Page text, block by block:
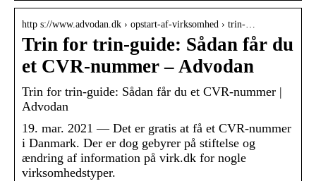
http s://www.advodan.dk › opstart-af-virksomhed › trin-…
Trin for trin-guide: Sådan får du
et CVR-nummer – Advodan
Trin for trin-guide: Sådan får du et CVR-nummer |
Advodan
19. mar. 2021 — Det er gratis at få et CVR-nummer
i Danmark. Der er dog gebyrer på stiftelse og
ændring af information på virk.dk for nogle
virksomhedstyper.